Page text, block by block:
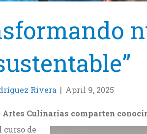
Rivera | April 9, 2025
Artes Culinarias comparten
curso de